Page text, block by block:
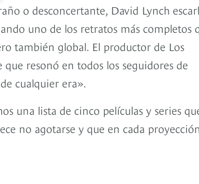
o desconcertante, David Lynch
uno de los retratos más completos
también global. El productor de Los
resonó en todos los seguidores de
cualquier era».
una lista de cinco películas y series
no agotarse y que en cada proyección